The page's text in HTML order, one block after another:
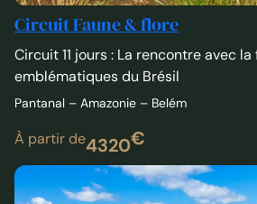
Circuit Faune & flore
Circuit 11 jours : La rencontre avec
emblématiques du Brésil
Pantanal – Amazonie – Belém
À partir de4320€